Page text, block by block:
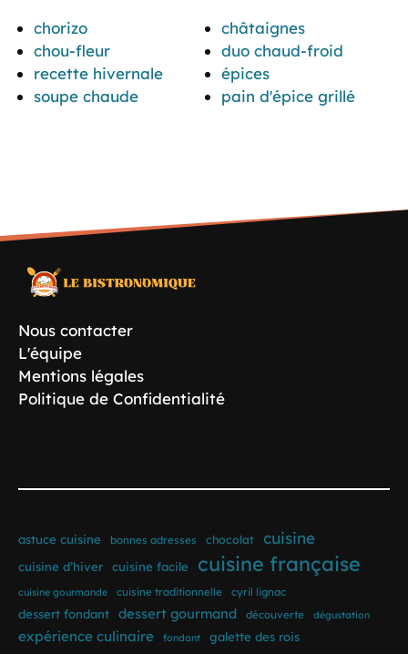
chorizo
chou-fleur
recette hivernale
soupe chaude
châtaignes
duo chaud-froid
épices
pain d'épice grillé
Nous contacter
L'équipe
Mentions légales
Politique de Confidentialité
astuce cuisine bonnes adresses chocolat cuisine
cuisine d’hiver cuisine facile cuisine française
cuisine gourmande cuisine traditionnelle cyril lignac
dessert fondant dessert gourmand découverte dégustation
expérience culinaire fondant galette des rois